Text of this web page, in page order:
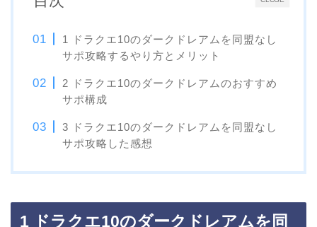
1 ドラクエ10のダークドレアムを同盟なし
サポ攻略するやり方とメリット
2 ドラクエ10のダークドレアムのおすすめ
サポ構成
3 ドラクエ10のダークドレアムを同盟なし
サポ攻略した感想
1 ドラクエ10のダークドレアムを同